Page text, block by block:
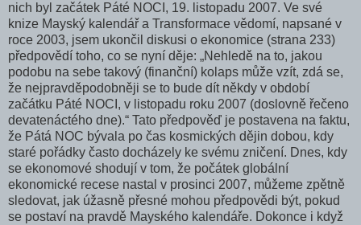
nich byl začátek Páté NOCI, 19. listopadu 2007. Ve své
knize Mayský kalendář a Transformace vědomí, napsané v
roce 2003, jsem ukončil diskusi o ekonomice (strana 233)
předpovědí toho, co se nyní děje: „Nehledě na to, jakou
podobu na sebe takový (finanční) kolaps může vzít, zdá se,
že nejpravděpodobněji se to bude dít někdy v období
začátku Páté NOCI, v listopadu roku 2007 (doslovně řečeno
devatenáctého dne).“ Tato předpověď je postavena na faktu,
že Pátá NOC bývala po čas kosmických dějin dobou, kdy
staré pořádky často docházely ke svému zničení. Dnes, kdy
se ekonomové shodují v tom, že počátek globální
ekonomické recese nastal v prosinci 2007, můžeme zpětně
sledovat, jak úžasně přesné mohou předpovědi být, pokud
se postaví na pravdě Mayského kalendáře. Dokonce i když